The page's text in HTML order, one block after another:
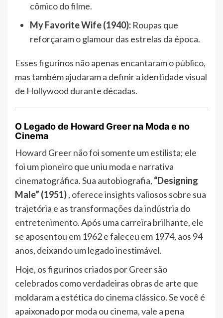
cômico do filme.
My Favorite Wife (1940): Roupas que
reforçaram o glamour das estrelas da época.
Esses figurinos não apenas encantaram o público,
mas também ajudaram a definir a identidade visual
de Hollywood durante décadas.
O Legado de Howard Greer na Moda e no
Cinema
Howard Greer não foi somente um estilista; ele
foi um pioneiro que uniu moda e narrativa
cinematográfica. Sua autobiografia, “Designing
Male” (1951), oferece insights valiosos sobre sua
trajetória e as transformações da indústria do
entretenimento. Após uma carreira brilhante, ele
se aposentou em 1962 e faleceu em 1974, aos 94
anos, deixando um legado inestimável.
Hoje, os figurinos criados por Greer são
celebrados como verdadeiras obras de arte que
moldaram a estética do cinema clássico. Se você é
apaixonado por moda ou cinema, vale a pena